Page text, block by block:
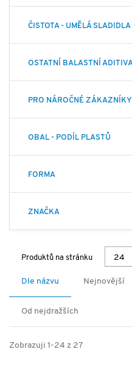
syntetická farmaka s
molekulárních kombinací.
ČISTOTA - UMĚLÁ SLADIDLA
OSTATNÍ BALASTNÍ
PRO NÁROČNÉ ZÁKAZNÍKY
OBAL - PODÍL PLASTŮ
FORMA
ZNAČKA
Produktů na stránku
Dle názvu Nejnovější
Od nejdražších
Zobrazuji 1-24 z 27